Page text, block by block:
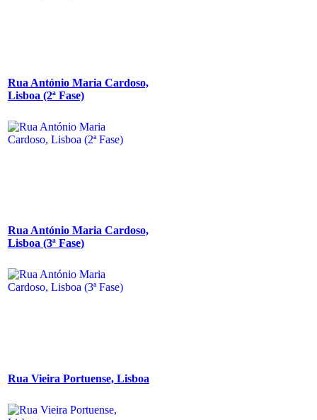
Rua António Maria Cardoso,
Lisboa (2ª Fase)
Rua António Maria Cardoso,
Lisboa (3ª Fase)
Rua Vieira Portuense, Lisboa